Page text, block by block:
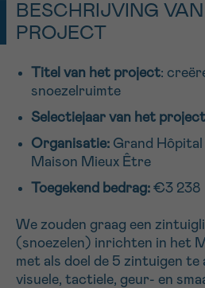
BESCHRIJVING
PROJECT
Titel van het project:
snoezelruimte
Selectiejaar van het
Organisatie: Grand
Maison Mieux Être
Toegekend bedrag: €3 238
We zouden graag een
(snoezelen) inrichten in het
met als doel de 5 zintuigen
visuele, tactiele, geur- en
Verder